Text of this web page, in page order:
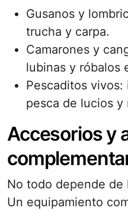
Gusanos y
trucha y carpa.
Camarones y
lubinas y róbalos
Pescaditos
pesca de lucios y
Accesorios y
No todo depende de
Un equipamiento